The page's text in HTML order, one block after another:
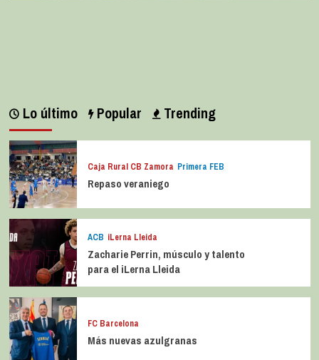
Lo último Popular Trending
Caja Rural CB Zamora Primera FEB
Repaso veraniego
ACB iLerna Lleida
Zacharie Perrin, músculo y talento
para el iLerna Lleida
FC Barcelona
Más nuevas azulgranas